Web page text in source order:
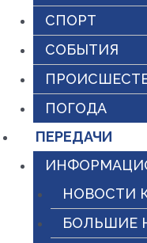
СПОРТ
СОБЫТИЯ
ПОГОДА
ПЕРЕДАЧИ
НОВОСТИ
БОЛЬШИЕ